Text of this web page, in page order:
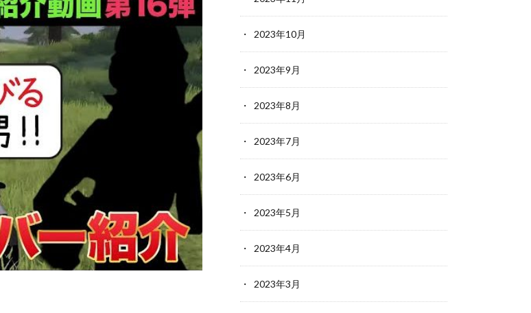
2023年10月
2023年9月
2023年8月
2023年7月
2023年6月
2023年5月
2023年4月
2023年3月